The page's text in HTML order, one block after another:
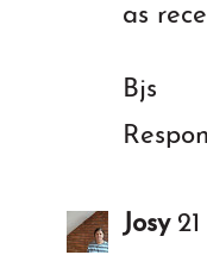
as
Bjs
Josy